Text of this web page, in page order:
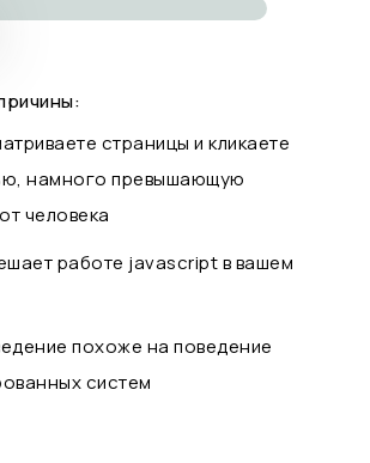
страницы и кликаете
намного превышающую
человека
работе javascript в вашем
похоже на поведение
систем